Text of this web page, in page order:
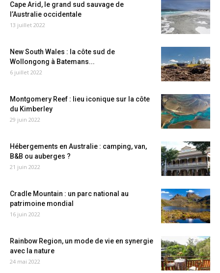
Cape Arid, le grand sud sauvage de
l’Australie occidentale
13 juillet 2022
New South Wales : la côte sud de
Wollongong à Batemans...
6 juillet 2022
Montgomery Reef : lieu iconique sur la côte
du Kimberley
29 juin 2022
Hébergements en Australie : camping, van,
B&B ou auberges ?
21 juin 2022
Cradle Mountain : un parc national au
patrimoine mondial
16 juin 2022
Rainbow Region, un mode de vie en synergie
avec la nature
24 mai 2022